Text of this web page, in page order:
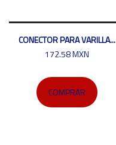
CONECTOR PARA VARILLA...
172.58 MXN
COMPRAR